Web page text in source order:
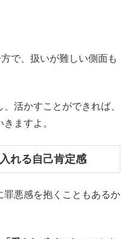
で、扱いが難しい側面も
活かすことができれば、
ますよ。
れる自己肯定感
悪感を抱くこともあるか